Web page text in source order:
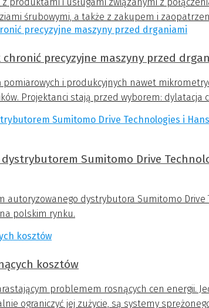
śrubowymi, a także z zakupem i
chronić precyzyjne maszyny przed
i produkcyjnych nawet
Projektanci stają przed wyborem: dylatacja
Sumitomo Drive
autoryzowanego dystrybutora Sumitomo Drive
polskim rynku.
kosztów
problemem rosnących cen energii.
ograniczyć jej zużycie, są systemy